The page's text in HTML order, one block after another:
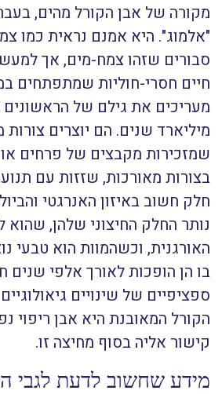
מקורה של אבן הקורל מהים,
"אלמוג". היא אמנם נראית כמו
סבורים שזהו צמח-מים, אך
חיים חסרי-חוליות שמתפתחים
מעריכים את גילם של
מיליארד שנים. הם יוצרים צורות
שמזכירות מקבצים של פרחים
בצורות מאורכות, שזזות עם
חלק חשוב באיזון האנרגטי
נותר החלק החיצוני שלהן,
האורגנית, וכשהמוות הוא טבעי
בו הן הופכות לאורך אלפי שנים
ספציפיים של שינויים
הקורל המאובנת היא אבן ריפוי
קישור אליה בסוף מחיצה זו.
מידע שחשוב לדעת לגבי